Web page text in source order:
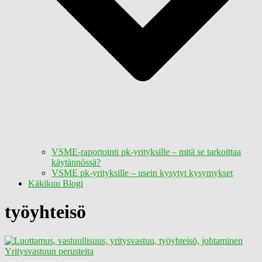
VSME-raportointi pk-yrityksille – mitä se tarkoittaa
käytännössä?
VSME pk-yrityksille – usein kysytyt kysymykset
Käkikuu Blogi
työyhteisö
Yritysvastuun perusteita